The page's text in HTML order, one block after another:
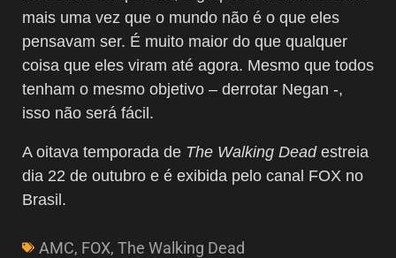
mais uma vez que o mundo não é o que eles
pensavam ser. É muito maior do que qualquer
coisa que eles viram até agora. Mesmo que todos
tenham o mesmo objetivo – derrotar Negan -,
isso não será fácil.
A oitava temporada de The Walking Deadestreia
dia 22 de outubro e é exibida pelo canal FOX no
Brasil.
AMC, FOX, The Walking Dead